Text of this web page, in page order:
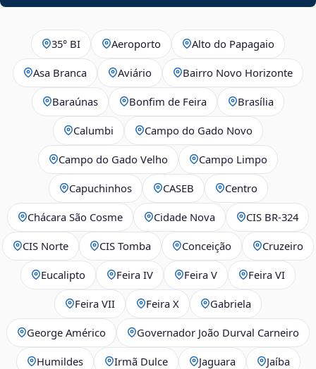
35° BI Aeroporto Alto do Papagaio
Asa Branca Aviário Bairro Novo Horizonte
Baraúnas Bonfim de Feira Brasília
Calumbi Campo do Gado Novo
Campo do Gado Velho Campo Limpo
Capuchinhos CASEB Centro
Chácara São Cosme Cidade Nova CIS BR‑324
CIS Norte CIS Tomba Conceição Cruzeiro
Eucalipto Feira IV Feira V Feira VI
Feira VII Feira X Gabriela
George Américo Governador João Durval Carneiro
Humildes Irmã Dulce Jaguara Jaíba